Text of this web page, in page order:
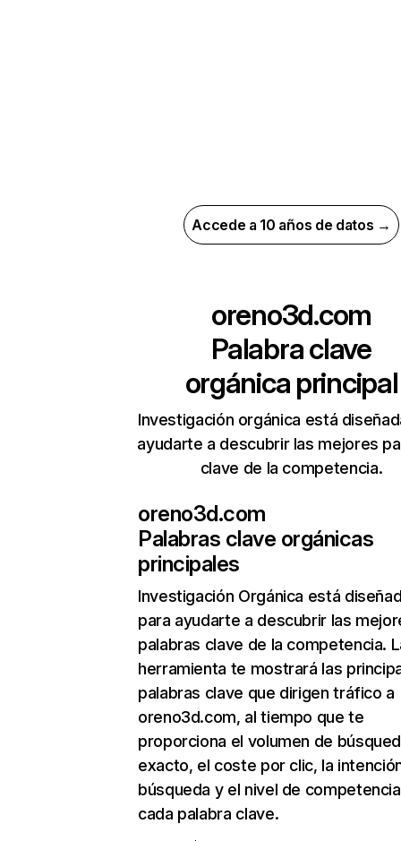
Accede a 10 años de datos →
oreno3d.com
Palabra clave
orgánica principal
Investigación orgánica está
ayudarte a descubrir las mejores
clave de la competencia.
oreno3d.com
Palabras clave orgánicas
principales
Investigación Orgánica está
para ayudarte a descubrir las
palabras clave de la competencia.
herramienta te mostrará las
palabras clave que dirigen tráfico a
oreno3d.com, al tiempo que te
proporciona el volumen de
exacto, el coste por clic, la
búsqueda y el nivel de
cada palabra clave.